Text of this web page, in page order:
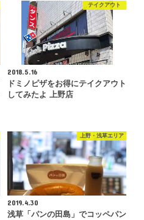
テイクアウト
2018.5.16
ドミノピザをお得にテイクアウト
してみたよ 上野店
上野・浅草エリア
2019.4.30
浅草「パンの田島」でコッペパン